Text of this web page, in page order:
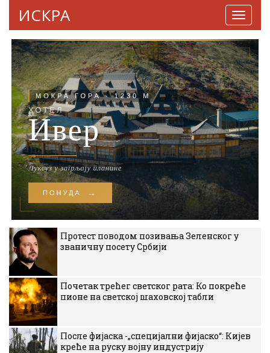
ИСКРА
Протест поводом позивања Зеленског у
званичну посету Србији
Почетак трећег светског рата: Ко покреће
пионе на светској шаховској табли
После фијаска -„специјални фијаско“: Кијев
креће на руску војну индустрију